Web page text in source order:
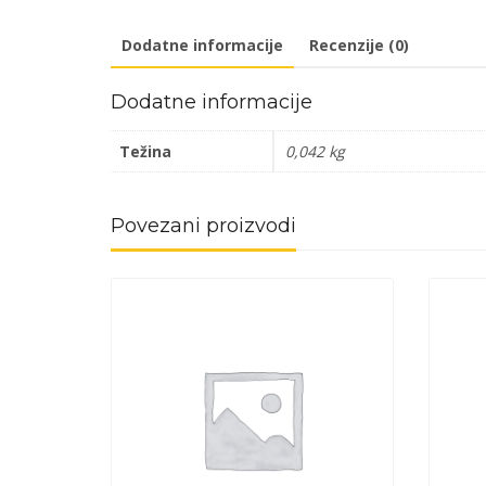
Dodatne informacije Recenzije (0)
Dodatne informacije
Težina 0,042 kg
Povezani proizvodi